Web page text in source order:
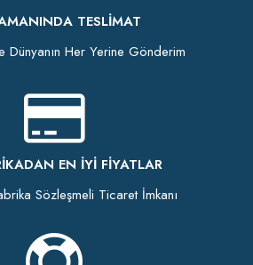
TESLIMAT
Dünyanın Her Yerine Gönderim
EN İYI FIYATLAR
Sözleşmeli Ticaret İmkanı